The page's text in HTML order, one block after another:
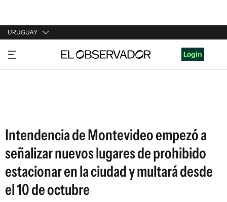
URUGUAY
URUGUAY
ARGENTINA
Login
Intendencia de Montevideo empezó a
señalizar nuevos lugares de prohibido
estacionar en la ciudad y multará desde
el 10 de octubre